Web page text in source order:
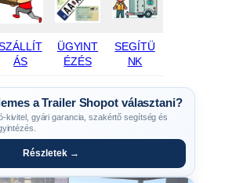
ÁS
ÜGYINT
ÉZÉS
SEGÍTÜ
NK
a Trailer Shopot választani?
kivitel, gyári garancia, szakértő segítség és
Részletek →